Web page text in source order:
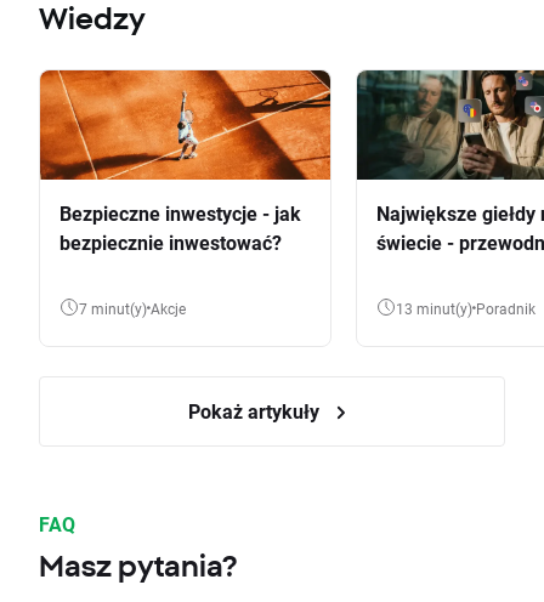
Wiedzy
Bezpieczne inwestycje - jak
bezpiecznie inwestować?
7 minut(y) Akcje
Największe giełdy
świecie -
13 minut(y) Poradnik
Pokaż artykuły
FAQ
Masz pytania?